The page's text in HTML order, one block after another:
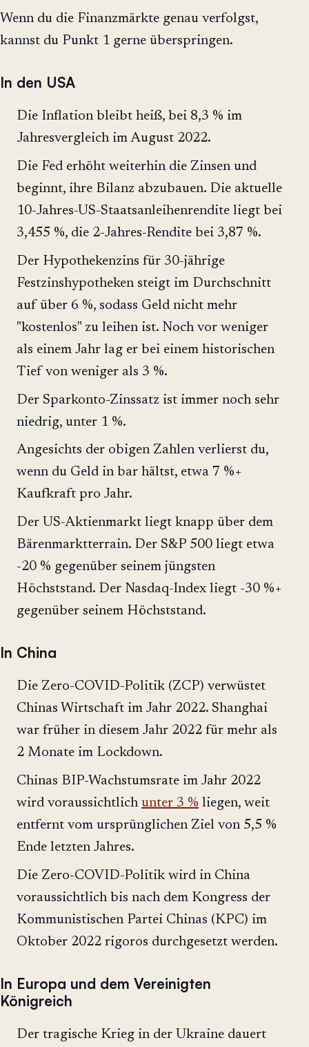
Wenn du die Finanzmärkte genau verfolgst,
kannst du Punkt 1 gerne überspringen.
In den USA
Die Inflation bleibt heiß, bei 8,3 % im
Jahresvergleich im August 2022.
Die Fed erhöht weiterhin die Zinsen und
beginnt, ihre Bilanz abzubauen. Die aktuelle
10-Jahres-US-Staatsanleihenrendite liegt bei
3,455 %, die 2-Jahres-Rendite bei 3,87 %.
Der Hypothekenzins für 30-jährige
Festzinshypotheken steigt im Durchschnitt
auf über 6 %, sodass Geld nicht mehr
"kostenlos" zu leihen ist. Noch vor weniger
als einem Jahr lag er bei einem historischen
Tief von weniger als 3 %.
Der Sparkonto-Zinssatz ist immer noch sehr
niedrig, unter 1 %.
Angesichts der obigen Zahlen verlierst du,
wenn du Geld in bar hältst, etwa 7 %+
Kaufkraft pro Jahr.
Der US-Aktienmarkt liegt knapp über dem
Bärenmarktterrain. Der S&P 500 liegt etwa
-20 % gegenüber seinem jüngsten
Höchststand. Der Nasdaq-Index liegt -30 %+
gegenüber seinem Höchststand.
In China
Die Zero-COVID-Politik (ZCP) verwüstet
Chinas Wirtschaft im Jahr 2022. Shanghai
war früher in diesem Jahr 2022 für mehr als
2 Monate im Lockdown.
Chinas BIP-Wachstumsrate im Jahr 2022
wird voraussichtlich unter 3 % liegen, weit
entfernt vom ursprünglichen Ziel von 5,5 %
Ende letzten Jahres.
Die Zero-COVID-Politik wird in China
voraussichtlich bis nach dem Kongress der
Kommunistischen Partei Chinas (KPC) im
Oktober 2022 rigoros durchgesetzt werden.
In Europa und dem Vereinigten
Königreich
Der tragische Krieg in der Ukraine dauert